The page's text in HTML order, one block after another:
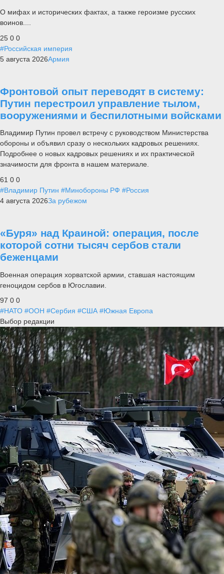
О мифах и исторических фактах, а также героизме русских
воинов....
25 0 0
#Российская империя
5 августа 2026Армия
Фронтовой опыт переводят в систему:
Путин перестроил управление тылом,
вооружениями и беспилотными войсками
Владимир Путин провел встречу с руководством Министерства
обороны и объявил сразу о нескольких кадровых решениях.
Подробнее о новых кадровых решениях и их практической
значимости для фронта в нашем материале.
61 0 0
#Владимир Путин #Минобороны РФ #Россия
4 августа 2026За рубежом
«Буря» над Краиной: операция, после
которой сотни тысяч сербов стали
беженцами
Военная операция хорватской армии, ставшая настоящим
геноцидом сербов в Югославии.
97 0 0
#НАТО #ООН #Сербия #США #Южная Европа
Выбор редакции